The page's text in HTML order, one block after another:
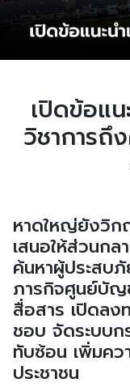
เปิดข้อแน
วิชาการถึ
หาดใหญ่ยังวิก
เสนอให้ส่วนก
ค้นหาผู้ประสบ
ภารกิจศูนย์บัญ
สื่อสาร เปิดลง
ชอบ จัดระบบก
ทับซ้อน เพิ่มคว
ประชาชน